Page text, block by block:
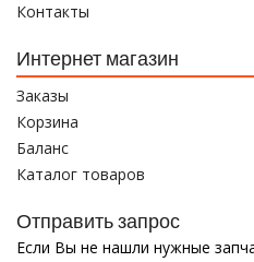
Контакты
Интернет магазин
Заказы
Корзина
Баланс
Каталог товаров
Отправить запрос
Если Вы не нашли нужные